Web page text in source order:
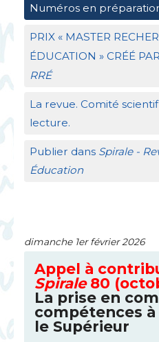
Numéros en
PRIX« MASTER
ÉDUCATION » CRÉÉ PAR
RRÉ
La revue. Comité
lecture.
Publier dans Spirale -
Éducation
dimanche 1er février 2026
Appel à
Spirale80
La prise en
compétences à
le Supérieur